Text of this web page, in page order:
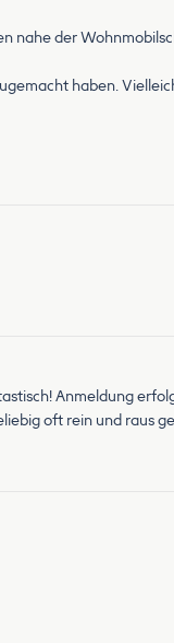
nahe der
haben.
Anmeldung
oft rein und raus